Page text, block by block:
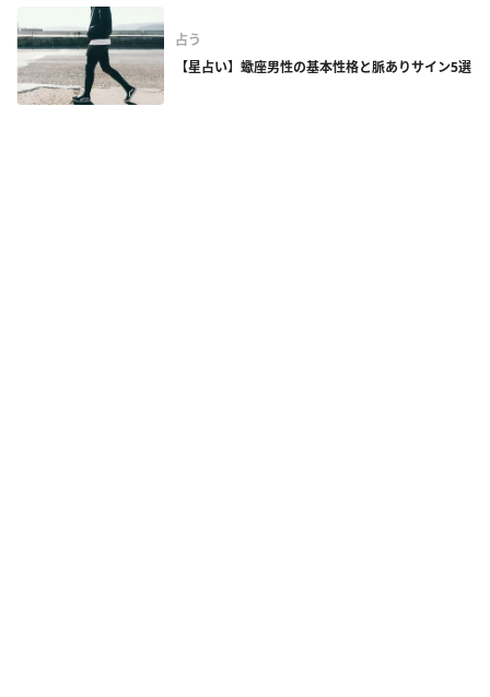
占う
【星占い】蠍座男性の基本性格と脈ありサイン5選